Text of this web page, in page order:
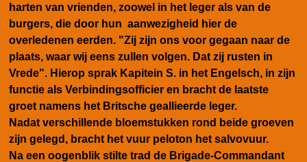
harten van vrienden, zoowel in het leger als van de
burgers, die door hun aanwezigheid hier de
overledenen eerden. "Zij zijn ons voor gegaan naar de
plaats, waar wij eens zullen volgen. Dat zij rusten in
Vrede". Hierop sprak Kapitein S. in het Engelsch, in zijn
functie als Verbindingsofficier en bracht de laatste
groet namens het Britsche geallieerde leger.
Nadat verschillende bloemstukken rond beide groeven
zijn gelegd, bracht het vuur peloton het salvovuur.
Na een oogenblik stilte trad de Brigade-Commandant